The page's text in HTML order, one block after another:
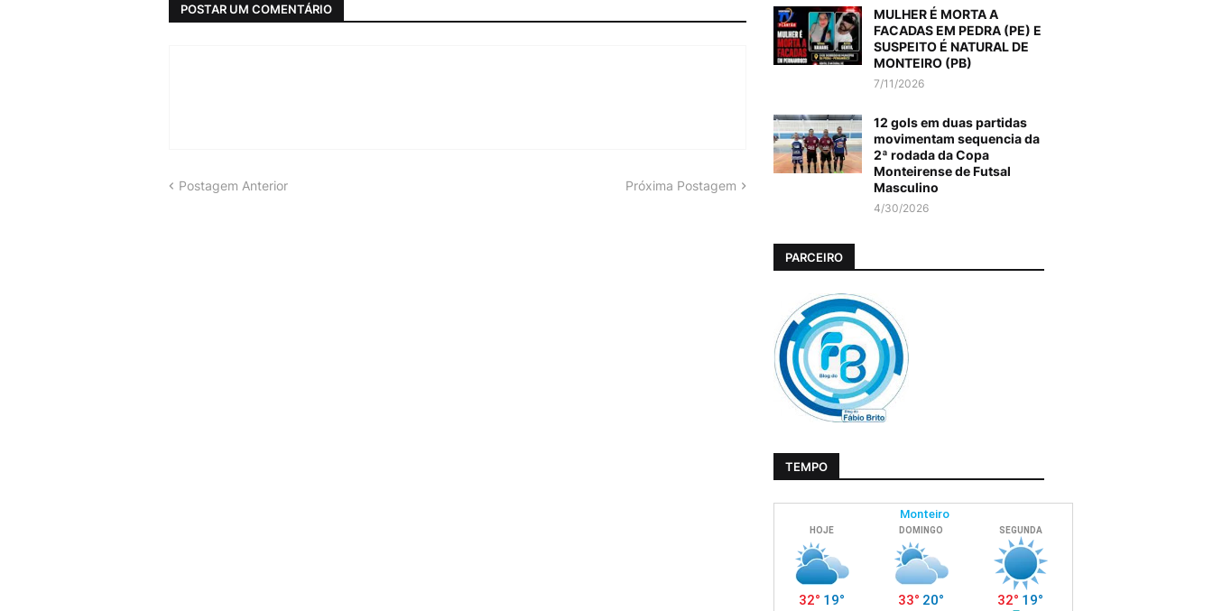
POSTAR UM COMENTÁRIO
Postagem Anterior Próxima Postagem
MULHER É MORTA A
FACADAS EM PEDRA (PE) E
SUSPEITO É NATURAL DE
MONTEIRO (PB)
7/11/2026
12 gols em duas partidas
movimentam sequencia da
2ª rodada da Copa
Monteirense de Futsal
Masculino
4/30/2026
PARCEIRO
TEMPO